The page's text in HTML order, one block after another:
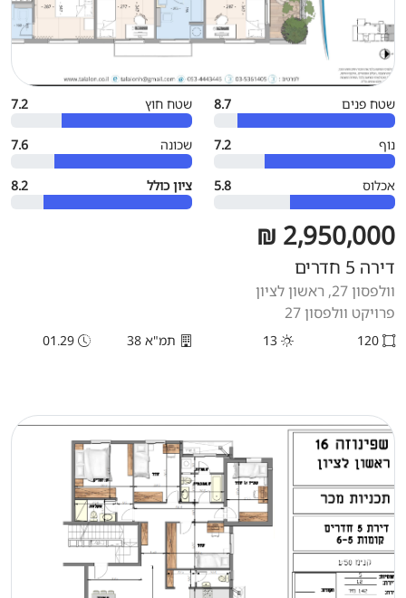
שטח פנים 8.7 שטח חוץ 7.2
נוף 7.2 שכונה 7.6
אכלוס 5.8 ציון כולל 8.2
2,950,000 ₪
דירה 5 חדרים
וולפסון 27, ראשון לציון
פרויקט וולפסון 27
תמ"א 38